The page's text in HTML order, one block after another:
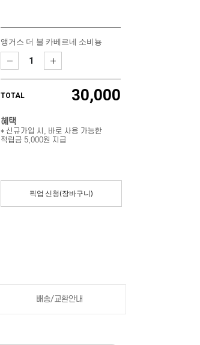
앵거스 더 불 카베르네 소비뇽
TOTAL 30,000
혜택
* 신규가입 시, 바로 사용 가능한
적립금 5,000원 지급
픽업 신청(장바구니)
배송/교환안내